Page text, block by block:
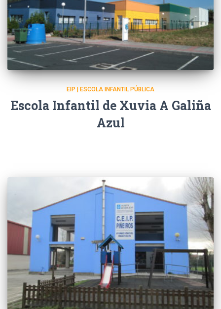
EIP | ESCOLA INFANTIL PÚBLICA
Escola Infantil de Xuvia A Galiña
Azul